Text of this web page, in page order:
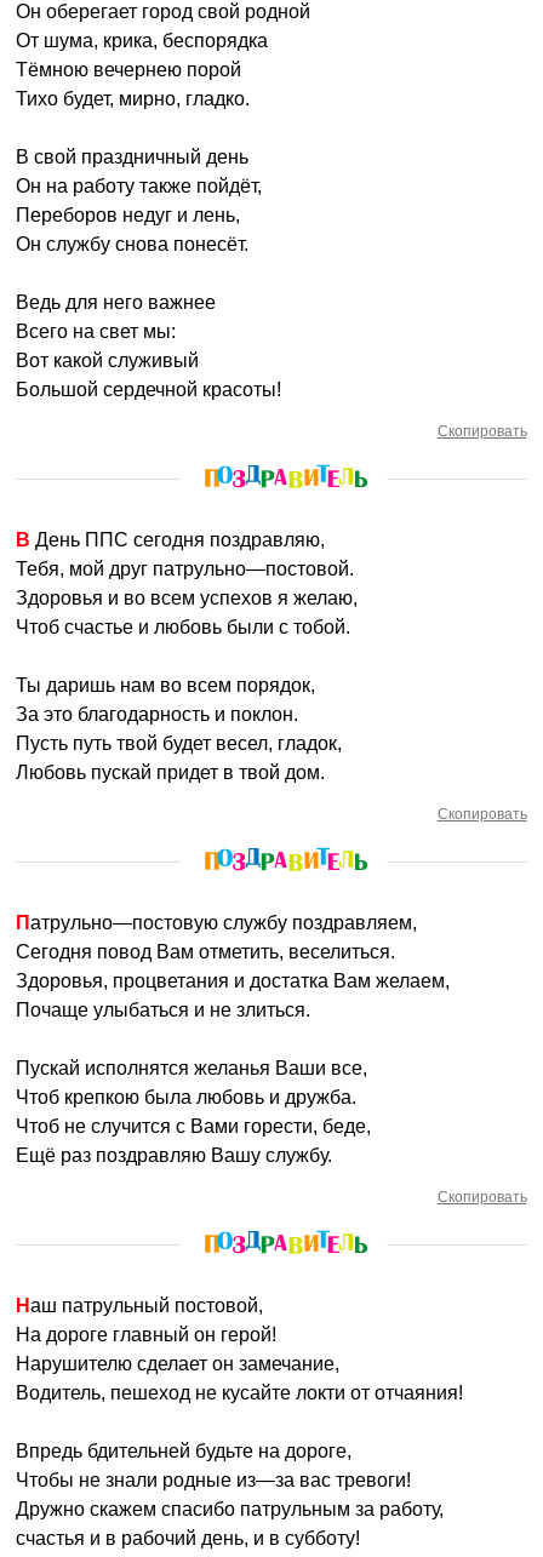
Он оберегает город свой родной
От шума, крика, беспорядка
Тёмною вечернею порой
Тихо будет, мирно, гладко.
В свой праздничный день
Он на работу также пойдёт,
Переборов недуг и лень,
Он службу снова понесёт.
Ведь для него важнее
Всего на свет мы:
Вот какой служивый
Большой сердечной красоты!
Скопировать
В День ППС сегодня поздравляю,
Тебя, мой друг патрульно—постовой.
Здоровья и во всем успехов я желаю,
Чтоб счастье и любовь были с тобой.
Ты даришь нам во всем порядок,
За это благодарность и поклон.
Пусть путь твой будет весел, гладок,
Любовь пускай придет в твой дом.
Скопировать
Патрульно—постовую службу поздравляем,
Сегодня повод Вам отметить, веселиться.
Здоровья, процветания и достатка Вам желаем,
Почаще улыбаться и не злиться.
Пускай исполнятся желанья Ваши все,
Чтоб крепкою была любовь и дружба.
Чтоб не случится с Вами горести, беде,
Ещё раз поздравляю Вашу службу.
Скопировать
Наш патрульный постовой,
На дороге главный он герой!
Нарушителю сделает он замечание,
Водитель, пешеход не кусайте локти от отчаяния!
Впредь бдительней будьте на дороге,
Чтобы не знали родные из—за вас тревоги!
Дружно скажем спасибо патрульным за работу,
счастья и в рабочий день, и в субботу!